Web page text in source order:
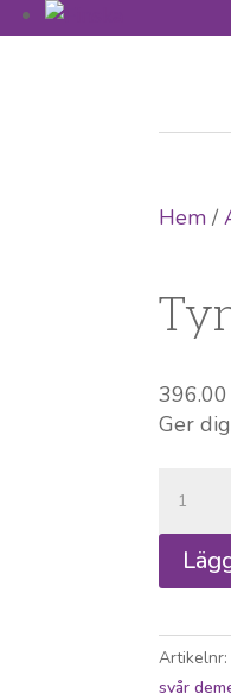
Hem /
396.00
Ger
mängd
Artikelnr:
svår